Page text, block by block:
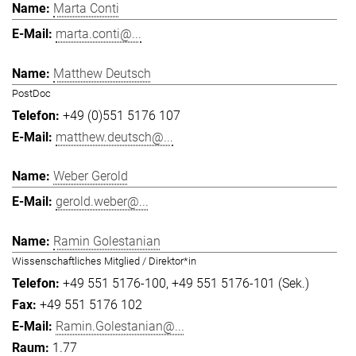
Marta Conti
marta.conti@...
Matthew Deutsch
PostDoc
+49 (0)551 5176 107
matthew.deutsch@...
Weber Gerold
gerold.weber@...
Ramin Golestanian
Wissenschaftliches Mitglied / Direktor*in
+49 551 5176-100 +49 551 5176-101 (Sek.)
+49 551 5176 102
Ramin.Golestanian@...
1.77